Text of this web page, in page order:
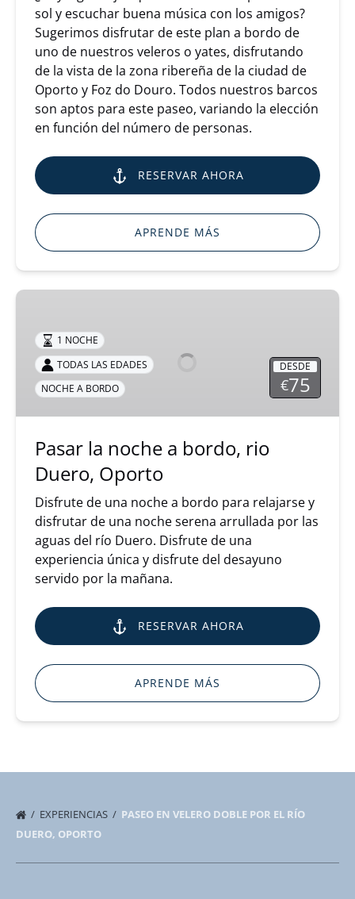
sol y escuchar buena música con los amigos?
Sugerimos disfrutar de este plan a bordo de
uno de nuestros veleros o yates, disfrutando
de la vista de la zona ribereña de la ciudad de
Oporto y Foz do Douro. Todos nuestros barcos
son aptos para este paseo, variando la elección
en función del número de personas.
RESERVAR AHORA
APRENDE MÁS
Pasar
noche
bordo,
Duero,
DESDE
€75
1 NOCHE
TODAS LAS EDADES
NOCHE A BORDO
Pasar la noche a bordo, rio
Duero, Oporto
Disfrute de una noche a bordo para relajarse y
disfrutar de una noche serena arrullada por las
aguas del río Duero. Disfrute de una
experiencia única y disfrute del desayuno
servido por la mañana.
RESERVAR AHORA
APRENDE MÁS
EXPERIENCIAS
PASEO EN VELERO DOBLE POR EL RÍO
DUERO, OPORTO